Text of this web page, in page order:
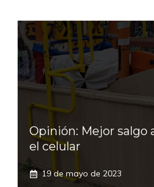
Opinión: Mejor salgo
el celular
19 de mayo de 2023